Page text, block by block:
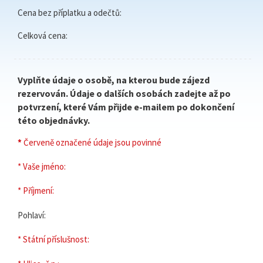
Cena bez příplatku a odečtů:
Celková cena:
Vyplňte údaje o osobě, na kterou bude zájezd
rezervován. Údaje o dalších osobách zadejte až po
potvrzení, které Vám přijde e-mailem po dokončení
této objednávky.
*Červeně označené údaje jsou povinné
* Vaše jméno:
* Příjmení:
Pohlaví:
* Státní příslušnost: